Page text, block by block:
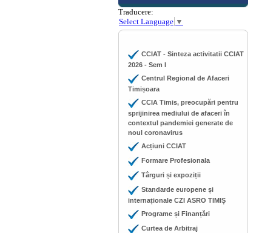
Traducere:
Select Language ▼
CCIAT - Sinteza activitatii CCIAT
2026 - Sem I
Centrul Regional de Afaceri
Timișoara
CCIA Timis, preocupări pentru
sprijinirea mediului de afaceri în
contextul pandemiei generate de
noul coronavirus
Acțiuni CCIAT
Formare Profesionala
Târguri și expoziții
Standarde europene și
internaționale CZI ASRO TIMIȘ
Programe și Finanțări
Curtea de Arbitraj